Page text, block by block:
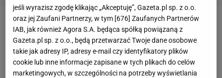
Maciej Skorża to jedna z osób, która pamięta, jak
LechPoznań zdobył mistrzostwo Polski w 2015
roku. To on prowadził wtedy zespół i w kolejnym
sezonie podjął się walki o fazę grupową Ligi
jeśli wyrazisz zgodę klikając „Akceptuję”, Gazeta.pl sp. z o.o.
oraz jej Zaufani Partnerzy, w tym [676] Zaufanych Partnerów
IAB, jak również Agora S.A. będąca spółką powiązaną z
Gazeta.pl sp. z o.o., będą przetwarzać Twoje dane osobowe
takie jak adresy IP, adresy e-mail czy identyfikatory plików
cookie lub inne informacje zapisane w tych plikach do celów
marketingowych, w szczególności na potrzeby wyświetlania